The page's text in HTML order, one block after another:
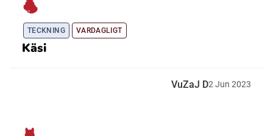
TECKNING VARDAGLIGT
Käsi
VuZaJ D2Jun 2023